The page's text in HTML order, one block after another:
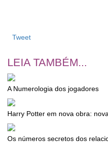
Tweet
LEIA TAMBÉM...
A Numerologia dos jogadores
Harry Potter em nova obra:
Os números secretos dos